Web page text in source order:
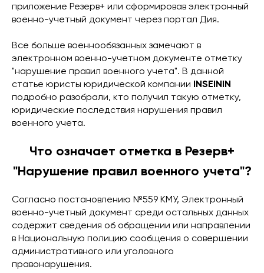
приложение Резерв+ или сформировав электронный
военно-учетный документ через портал Дия.
Все больше военнообязанных замечают в
электронном военно-учетном документе отметку
"нарушение правил военного учета". В данной
статье юристы юридической компании INSEININ
подробно разобрали, кто получил такую ​​отметку,
юридические последствия нарушения правил
военного учета.
Что означает отметка в Резерв+
"Нарушение правил военного учета"?
Согласно постановлению №559 КМУ, Электронный
военно-учетный документ среди остальных данных
содержит сведения об обращении или направлении
в Национальную полицию сообщения о совершении
административного или уголовного
правонарушения.